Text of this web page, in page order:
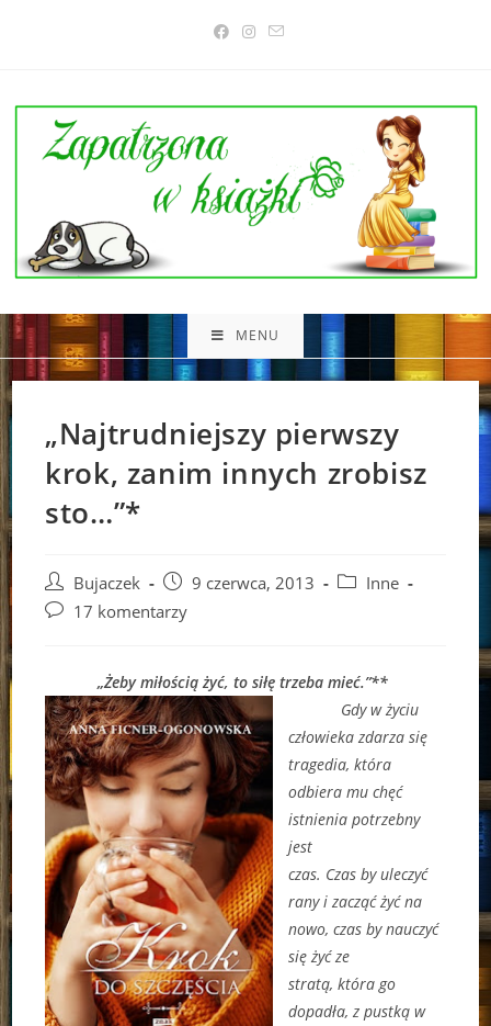
MENU
„Najtrudniejszy pierwszy
krok, zanim innych zrobisz
sto…”*
Post
author:
Bujaczek
Post
published:
9 czerwca, 2013
PostInne
Post17 komentarzy
„Żeby miłością żyć, to siłę trzeba mieć.”**
Gdy w życiu
człowieka zdarza się
tragedia, która
odbiera mu chęć
istnienia potrzebny
jest
czas. Czas by uleczyć
rany i zacząć żyć na
nowo, czas by nauczyć
się żyć ze
stratą, która go
dopadła, z pustką w